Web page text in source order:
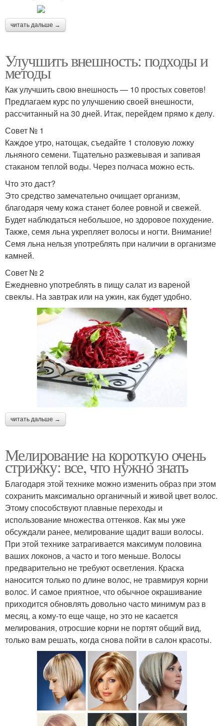
читать дальше →
Улучшить внешность: подходы и
методы
Как улучшить свою внешность — 10 простых советов!
Предлагаем курс по улучшению своей внешности,
рассчитанный на 30 дней. Итак, перейдем прямо к делу.
Совет № 1
Каждое утро, натощак, съедайте 1 столовую ложку
льняного семени. Тщательно разжевывая и запивая
стаканом теплой воды. Через полчаса можно есть.
Что это даст?
Это средство замечательно очищает организм,
благодаря чему кожа станет более ровной и свежей.
Будет наблюдаться небольшое, но здоровое похудение.
Также, семя льна укрепляет волосы и ногти. Внимание!
Семя льна нельзя употреблять при наличии в организме
камней.
Совет № 2
Ежедневно употреблять в пищу салат из вареной
свеклы. На завтрак или на ужин, как будет удобно.
читать дальше →
Мелирование на короткую очень
стрижку: все, что нужно знать
Благодаря этой технике можно изменить образ при этом
сохранить максимально органичный и живой цвет волос.
Этому способствуют плавные переходы и
использование множества оттенков. Как мы уже
обсуждали ранее, мелирование щадит ваши волосы.
При этой технике затрагивается максимум половина
ваших локонов, а часто и того меньше. Волосы
предварительно не требуют осветления. Краска
наносится только по длине волос, не травмируя корни
волос. И самое приятное, что обычное окрашивание
приходится обновлять довольно часто минимум раз в
месяц, а кому-то еще чаще, но это не касается
мелирования, отросшие корни не портят общий вид,
только вам решать, когда снова пойти в салон красоты.